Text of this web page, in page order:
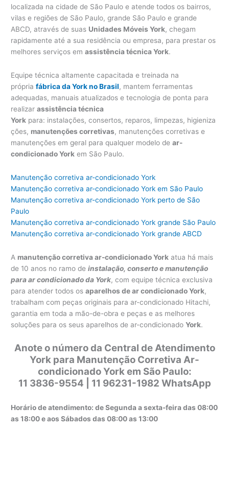
localizada na cidade de São Paulo e atende todos os bairros,
vilas e regiões de São Paulo, grande São Paulo e grande
ABCD, através de suas Unidades Móveis York, chegam
rapidamente até a sua residência ou empresa, para prestar os
melhores serviços emassistência técnica York.
Equipe técnica altamente capacitada e treinada na
própriafábrica da York no Brasil, mantem ferramentas
adequadas, manuais atualizados e tecnologia de ponta para
realizarassistência técnica
York para: instalações, consertos, reparos, limpezas, higieniza
ções, manutenções corretivas, manutenções corretivas e
manutenções em geral para qualquer modelo dear-
condicionado York em São Paulo.
Manutenção corretiva ar-condicionado York
Manutenção corretiva ar-condicionado York em São Paulo
Manutenção corretiva ar-condicionado York perto de São
Paulo
Manutenção corretiva ar-condicionado York grande São Paulo
Manutenção corretiva ar-condicionado York grande ABCD
A manutenção corretiva ar-condicionado York atua há mais
de 10 anos no ramo deinstalação, conserto e manutenção
para ar condicionado da York, com equipe técnica exclusiva
para atender todos osaparelhos de ar condicionado York,
trabalham com peças originais para ar-condicionado Hitachi,
garantia em toda a mão-de-obra e peças e as melhores
soluções para os seus aparelhos de ar-condicionadoYork.
Anote o número da Central de Atendimento
York para Manutenção Corretiva Ar-
condicionado York em São Paulo:
11 3836-9554 | 11 96231-1982 WhatsApp
Horário de atendimento: de Segunda a sexta-feira das 08:00
as 18:00 e aos Sábados das 08:00 as 13:00